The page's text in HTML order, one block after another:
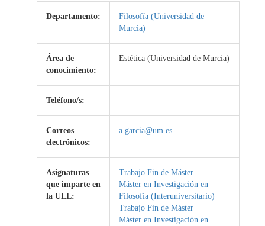
Departamento:
Filosofía (Universidad de
Murcia)
Área de
conocimiento:
Estética (Universidad de Murcia)
Teléfono/s:
Correos
electrónicos:
a.garcia@um.es
Asignaturas
que imparte en
la ULL:
Trabajo Fin de Máster
Máster en Investigación en
Filosofía (Interuniversitario)
Trabajo Fin de Máster
Máster en Investigación en